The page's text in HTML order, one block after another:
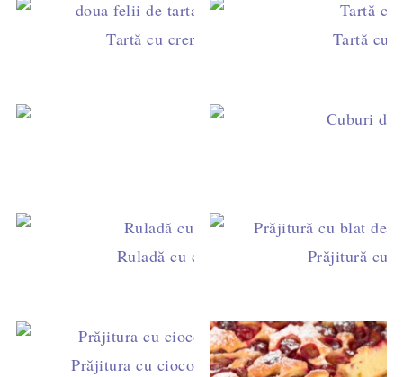
Tartă cu cremă de lămâie fină şiTartă cu
Ruladă cu cacao, frişcă şi stafidePrăjitură cu
Prăjitura cu ciocolată şi cremă straciatella